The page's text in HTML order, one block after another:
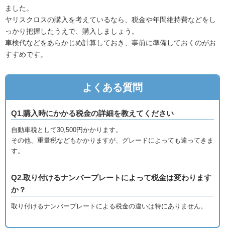
ました。
ヤリスクロスの購入を考えているなら、税金や年間維持費などをし
っかり把握したうえで、購入しましょう。
車検代などをあらかじめ計算しておき、事前に準備しておくのがお
すすめです。
よくある質問
Q1.購入時にかかる税金の詳細を教えてください
自動車税として30,500円かかります。
その他、重量税などもかかりますが、グレードによっても違ってきま
す。
Q2.取り付けるナンバープレートによって税金は変わります
か？
取り付けるナンバープレートによる税金の違いは特にありません。